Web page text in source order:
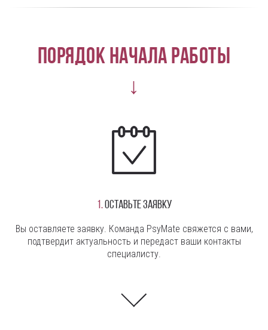
Порядок начала работы
↓
1.Оставьте заявку
Вы оставляете заявку. Команда PsyMate свяжется с вами,
подтвердит актуальность и передаст ваши контакты
специалисту.